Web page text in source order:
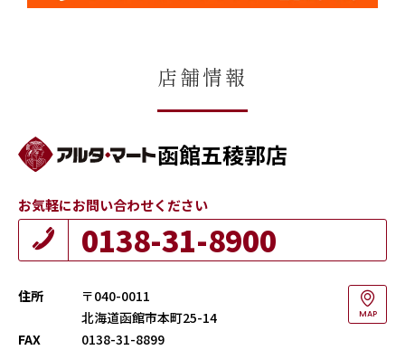
店舗情報
函館五稜郭店
お気軽にお問い合わせください
0138-31-8900
住所
〒040-0011
北海道函館市本町25-14
MAP
FAX
0138-31-8899